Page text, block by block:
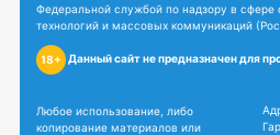
Федеральной службой по надзору в сфере
технологий и массовых коммуникаций
18+ Данный сайт не предназначен для
Любое использование, либо
копирование материалов или